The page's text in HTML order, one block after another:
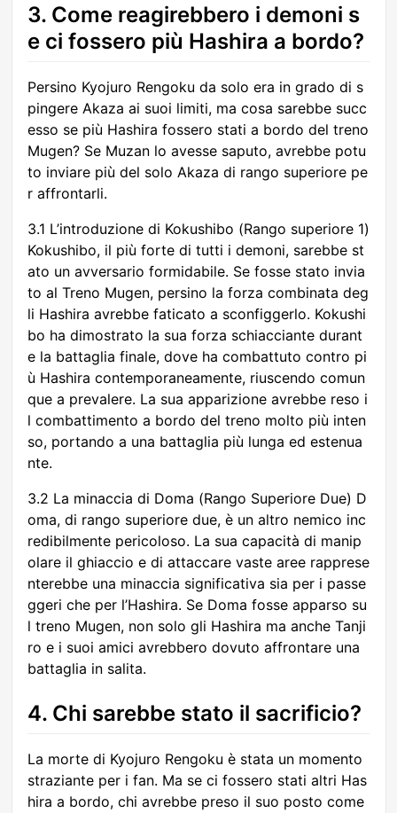
3. Come reagirebbero i demoni s
e ci fossero più Hashira a bordo?
Persino Kyojuro Rengoku da solo era in grado di s
pingere Akaza ai suoi limiti, ma cosa sarebbe succ
esso se più Hashira fossero stati a bordo del treno
Mugen? Se Muzan lo avesse saputo, avrebbe potu
to inviare più del solo Akaza di rango superiore pe
r affrontarli.
3.1 L’introduzione di Kokushibo (Rango superiore 1)
Kokushibo, il più forte di tutti i demoni, sarebbe st
ato un avversario formidabile. Se fosse stato invia
to al Treno Mugen, persino la forza combinata deg
li Hashira avrebbe faticato a sconfiggerlo. Kokushi
bo ha dimostrato la sua forza schiacciante durant
e la battaglia finale, dove ha combattuto contro pi
ù Hashira contemporaneamente, riuscendo comun
que a prevalere. La sua apparizione avrebbe reso i
l combattimento a bordo del treno molto più inten
so, portando a una battaglia più lunga ed estenua
nte.
3.2 La minaccia di Doma (Rango Superiore Due) D
oma, di rango superiore due, è un altro nemico inc
redibilmente pericoloso. La sua capacità di manip
olare il ghiaccio e di attaccare vaste aree rapprese
nterebbe una minaccia significativa sia per i passe
ggeri che per l’Hashira. Se Doma fosse apparso su
l treno Mugen, non solo gli Hashira ma anche Tanji
ro e i suoi amici avrebbero dovuto affrontare una
battaglia in salita.
4. Chi sarebbe stato il sacrificio?
La morte di Kyojuro Rengoku è stata un momento
straziante per i fan. Ma se ci fossero stati altri Has
hira a bordo, chi avrebbe preso il suo posto come